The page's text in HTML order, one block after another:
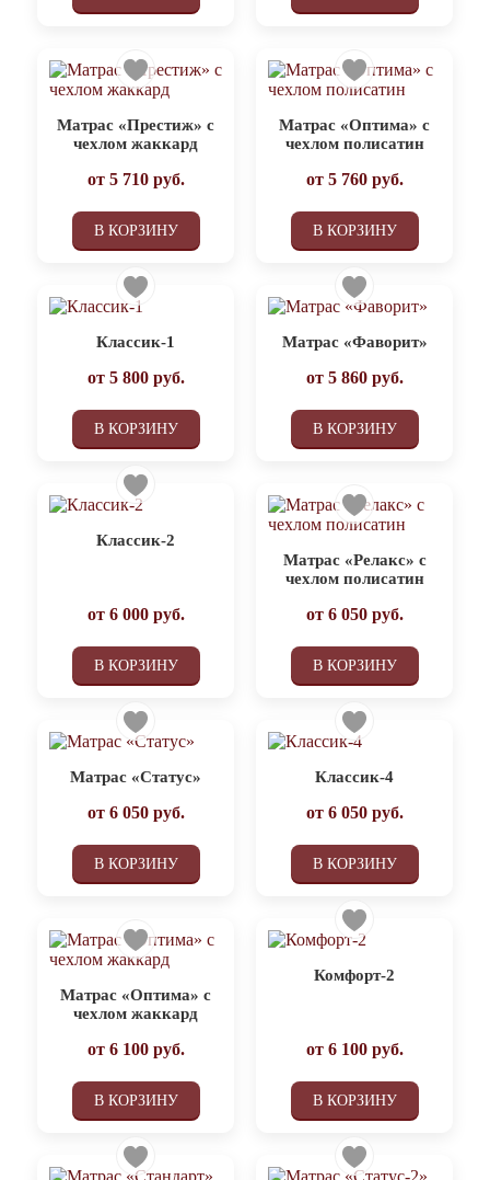
Матрас «Престиж» с
чехлом жаккард
от 5 710руб.
В КОРЗИНУ
Матрас «Оптима» с
чехлом полисатин
от 5 760руб.
В КОРЗИНУ
Классик-1
от 5 800руб.
В КОРЗИНУ
Матрас «Фаворит»
от 5 860руб.
В КОРЗИНУ
Классик-2
от 6 000руб.
В КОРЗИНУ
Матрас «Релакс» с
чехлом полисатин
от 6 050руб.
В КОРЗИНУ
Матрас «Статус»
от 6 050руб.
В КОРЗИНУ
Классик-4
от 6 050руб.
В КОРЗИНУ
Матрас «Оптима» с
чехлом жаккард
от 6 100руб.
В КОРЗИНУ
Комфорт-2
от 6 100руб.
В КОРЗИНУ